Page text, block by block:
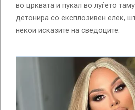
во црквата и пукал во луѓето
детонира со експлозивен елек,
некои исказите на сведоците.